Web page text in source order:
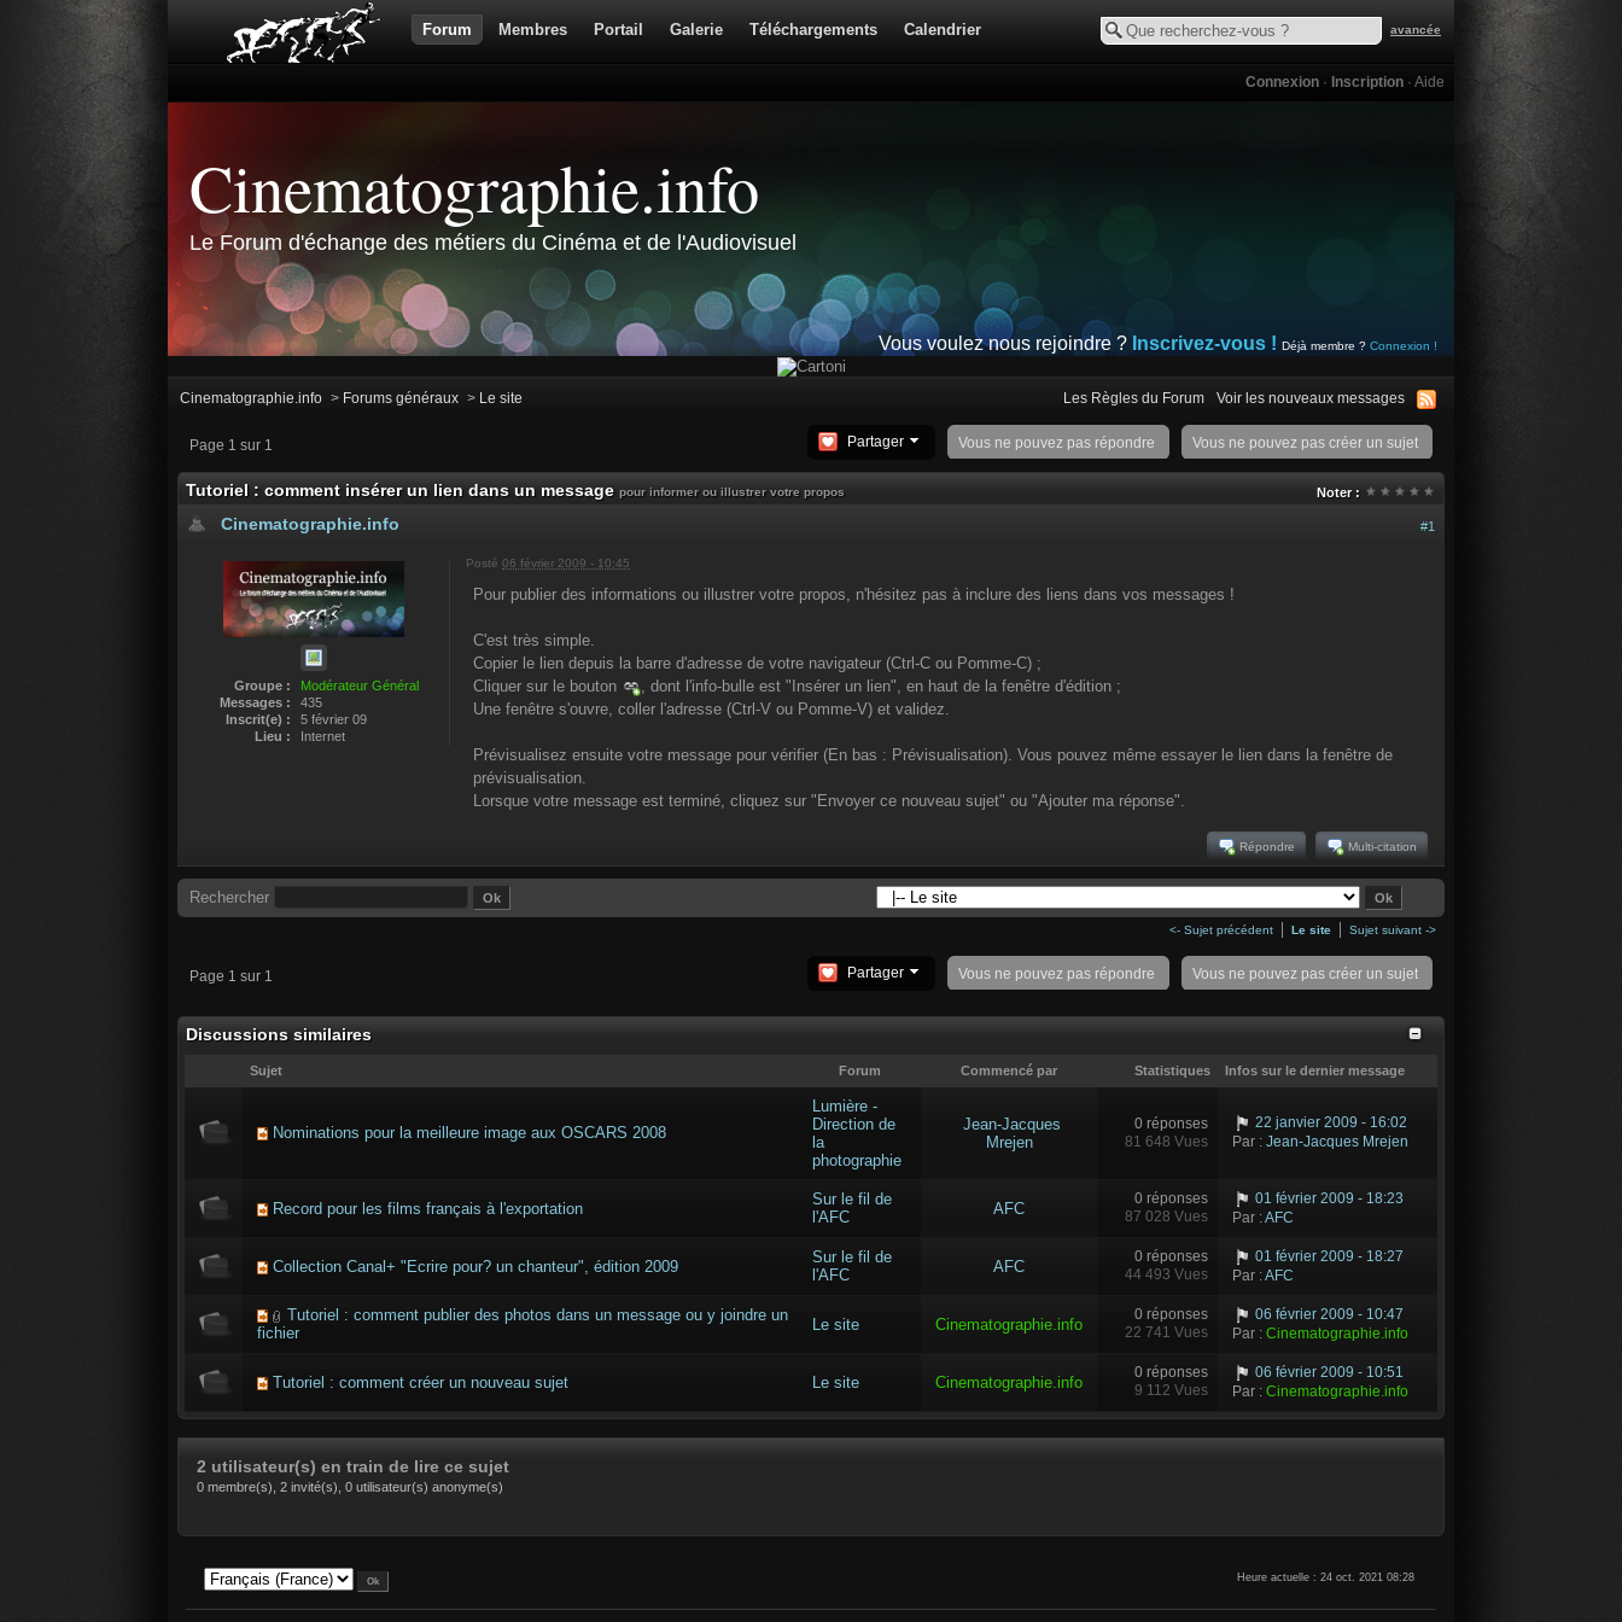
avancée
Forum Membres Portail Galerie Téléchargements Calendrier
Connexion · Inscription · Aide
Cinematographie.info
Le Forum d'échange des métiers du Cinéma et de l'Audiovisuel
Vous voulez nous rejoindre ? Inscrivez-vous ! Déjà membre ? Connexion !
Cinematographie.info > Forums généraux > Le site Les Règles du Forum Voir les nouveaux messages
Page 1 sur 1 Vous ne pouvez pas créer un sujet
Vous ne pouvez pas répondre
Partager
Tutoriel : comment insérer un lien dans un message pour informer ou illustrer votre propos Noter :
#1
Cinematographie.info
Groupe :
Modérateur Général
Messages :
435
Inscrit(e) :
5 février 09
Lieu :
Internet
Posté 06 février 2009 - 10:45
Pour publier des informations ou illustrer votre propos, n'hésitez pas à inclure des liens dans vos messages !
C'est très simple.
Copier le lien depuis la barre d'adresse de votre navigateur (Ctrl-C ou Pomme-C) ;
Cliquer sur le bouton
, dont l'info-bulle est "Insérer un lien", en haut de la fenêtre d'édition ;
Une fenêtre s'ouvre, coller l'adresse (Ctrl-V ou Pomme-V) et validez.
Prévisualisez ensuite votre message pour vérifier (En bas : Prévisualisation). Vous pouvez même essayer le lien dans la fenêtre de
prévisualisation.
Lorsque votre message est terminé, cliquez sur "Envoyer ce nouveau sujet" ou "Ajouter ma réponse".
Multi-citation
Répondre
Rechercher
<- Sujet précédent Le site Sujet suivant ->
Page 1 sur 1 Vous ne pouvez pas créer un sujet
Vous ne pouvez pas répondre
Partager
Discussions similaires
Sujet Forum Commencé par Statistiques Infos sur le dernier message
Nominations pour la meilleure image aux OSCARS 2008
Lumière -
Direction de
la
photographie
Jean-Jacques
Mrejen
0 réponses
81 648 Vues
22 janvier 2009 - 16:02
Par : Jean-Jacques Mrejen
Record pour les films français à l'exportation
Sur le fil de
l'AFC
AFC
0 réponses
87 028 Vues
01 février 2009 - 18:23
Par :AFC
Collection Canal+ "Ecrire pour? un chanteur", édition 2009
Sur le fil de
l'AFC
AFC
0 réponses
44 493 Vues
01 février 2009 - 18:27
Par :AFC
Tutoriel : comment publier des photos dans un message ou y joindre un
fichier
Le site Cinematographie.info
0 réponses
22 741 Vues
06 février 2009 - 10:47
Par : Cinematographie.info
Tutoriel : comment créer un nouveau sujet Le site Cinematographie.info
0 réponses
9 112 Vues
06 février 2009 - 10:51
Par : Cinematographie.info
2 utilisateur(s) en train de lire ce sujet
0 membre(s), 2 invité(s), 0 utilisateur(s) anonyme(s)
Heure actuelle : 24 oct. 2021 08:28